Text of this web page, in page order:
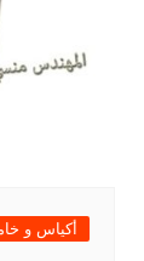
أكياس و